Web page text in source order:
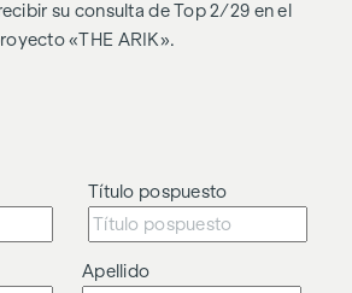
su consulta de Top 2/29 en el
«THE ARIK».
Título pospuesto
Apellido